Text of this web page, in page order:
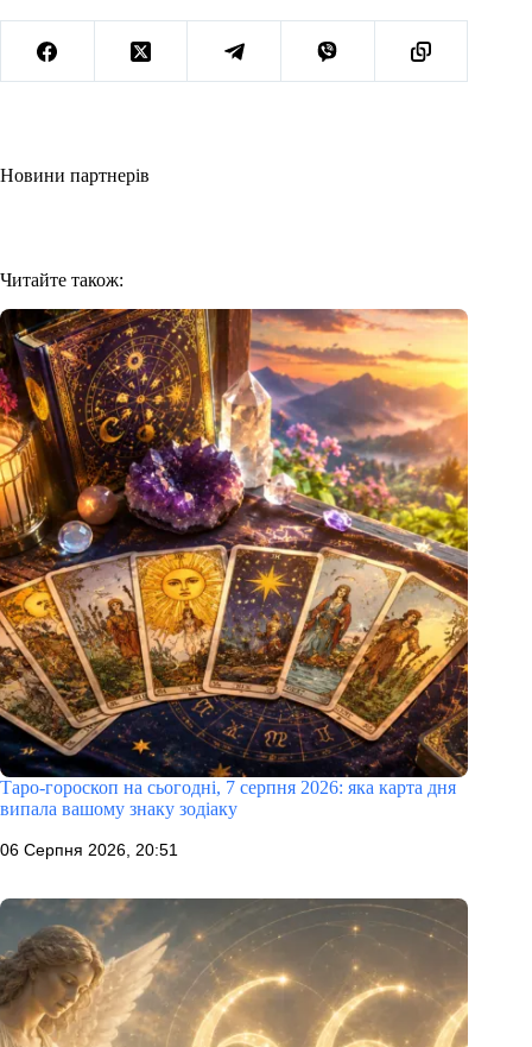
Новини партнерів
Читайте також:
Таро-гороскоп на сьогодні, 7 серпня 2026: яка карта дня
випала вашому знаку зодіаку
06 Серпня 2026, 20:51